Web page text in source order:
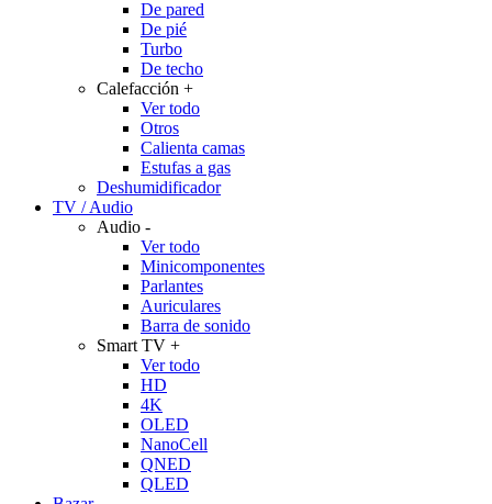
De pared
De pié
Turbo
De techo
Calefacción +
Ver todo
Otros
Calienta camas
Estufas a gas
Deshumidificador
TV / Audio
Audio -
Ver todo
Minicomponentes
Parlantes
Auriculares
Barra de sonido
Smart TV +
Ver todo
HD
4K
OLED
NanoCell
QNED
QLED